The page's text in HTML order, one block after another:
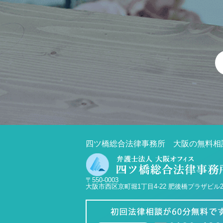
四ツ橋総合法律事務所 大阪の無料
〒550-0003
大阪市西区京町堀1丁目4-22 肥後橋プラザビル